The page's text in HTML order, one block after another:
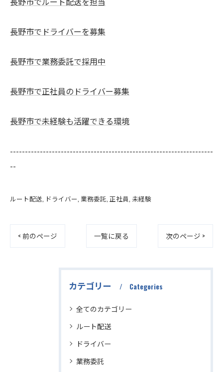
長野市でドライバーを募集
長野市で業務委託で採用中
長野市で正社員のドライバー募集
長野市で未経験も活躍できる環境
--------------------------------------------------------------------
--
ルート配送 ドライバー 業務委託 正社員 未経験
< 前のページ 一覧に戻る 次のページ >
カテゴリー Categories
全てのカテゴリー
ルート配送
ドライバー
業務委託